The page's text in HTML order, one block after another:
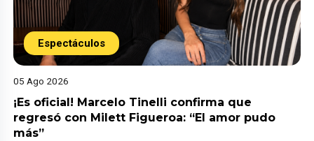
Espectáculos
05 Ago 2026
¡Es oficial! Marcelo Tinelli confirma que
regresó con Milett Figueroa: “El amor pudo
más”